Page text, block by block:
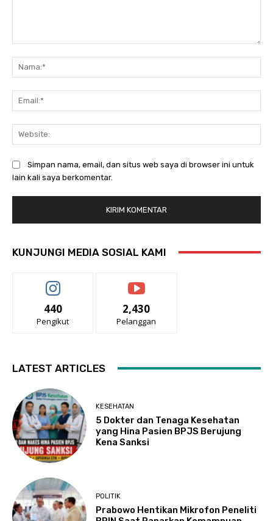
Simpan nama, email, dan situs web saya di browser ini untuk
lain kali saya berkomentar.
KUNJUNGI MEDIA SOSIAL KAMI
440
Pengikut
2,430
Pelanggan
LATEST ARTICLES
KESEHATAN
5 Dokter dan Tenaga Kesehatan
yang Hina Pasien BPJS Berujung
Kena Sanksi
POLITIK
Prabowo Hentikan Mikrofon Peneliti